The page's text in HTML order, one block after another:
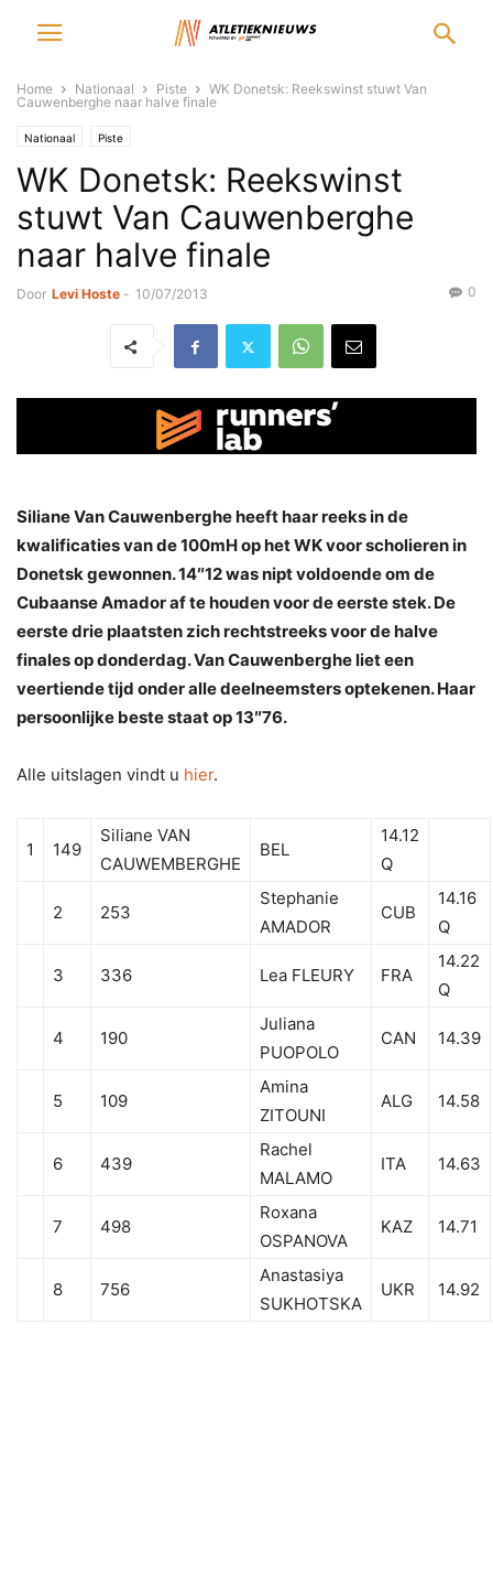
Home Nationaal Piste
WK Donetsk: Reekswinst stuwt Van
Cauwenberghe naar halve finale
Nationaal Piste
WK Donetsk: Reekswinst
stuwt Van Cauwenberghe
naar halve finale
Door Levi Hoste - 10/07/2013 0
Siliane Van Cauwenberghe heeft haar reeks in de
kwalificaties van de 100mH op het WK voor scholieren in
Donetsk gewonnen. 14″12 was nipt voldoende om de
Cubaanse Amador af te houden voor de eerste stek. De
eerste drie plaatsten zich rechtstreeks voor de halve
finales op donderdag. Van Cauwenberghe liet een
veertiende tijd onder alle deelneemsters optekenen. Haar
persoonlijke beste staat op 13″76.
Alle uitslagen vindt u hier.
1 149
Siliane VAN
CAUWEMBERGHE
BEL
14.12
Q
2 253
Stephanie
AMADOR
CUB
14.16
Q
3 336 Lea FLEURY FRA
14.22
Q
4 190
Juliana
PUOPOLO
CAN 14.39
5 109
Amina
ZITOUNI
ALG 14.58
6 439
Rachel
MALAMO
ITA 14.63
7 498
Roxana
OSPANOVA
KAZ 14.71
8 756
Anastasiya
SUKHOTSKA
UKR 14.92